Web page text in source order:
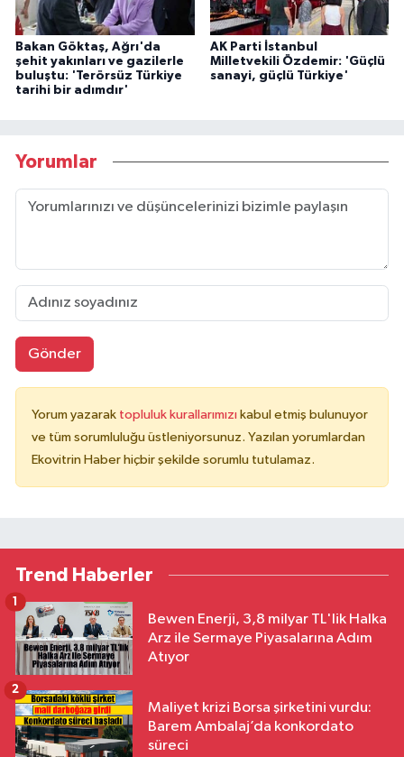
Bakan Göktaş, Ağrı'da
şehit yakınları ve gazilerle
buluştu: 'Terörsüz Türkiye
tarihi bir adımdır'
AK Parti İstanbul
Milletvekili Özdemir: 'Güçlü
sanayi, güçlü Türkiye'
Yorumlar
Gönder
Yorum yazarak topluluk kurallarımızı kabul etmiş bulunuyor
ve tüm sorumluluğu üstleniyorsunuz. Yazılan yorumlardan
Ekovitrin Haber hiçbir şekilde sorumlu tutulamaz.
Trend Haberler
Bewen Enerji, 3,8 milyar TL'lik Halka
Arz ile Sermaye Piyasalarına Adım
Atıyor
1
Maliyet krizi Borsa şirketini vurdu:
Barem Ambalaj’da konkordato
süreci
2